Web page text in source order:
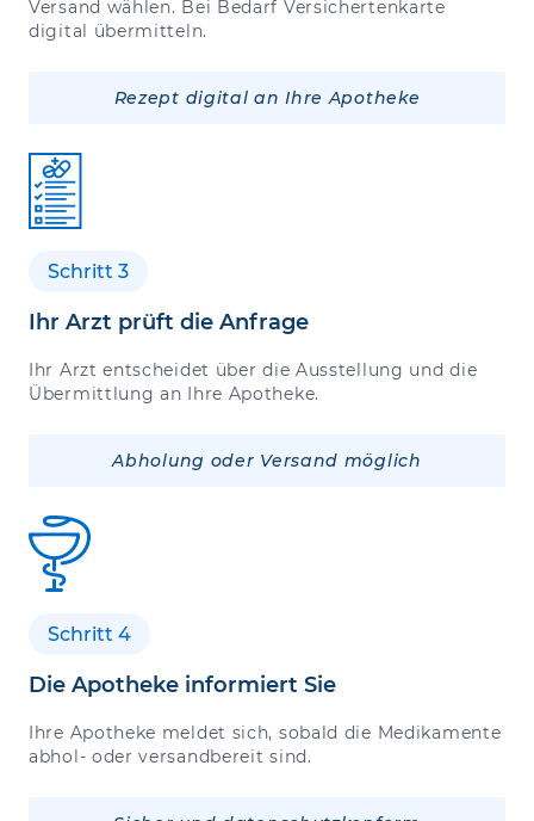
Versand wählen. Bei Bedarf Versichertenkarte
digital übermitteln.
Rezept digital an Ihre Apotheke
Schritt 3
Ihr Arzt prüft die Anfrage
Ihr Arzt entscheidet über die Ausstellung und die
Übermittlung an Ihre Apotheke.
Abholung oder Versand möglich
Schritt 4
Die Apotheke informiert Sie
Ihre Apotheke meldet sich, sobald die Medikamente
abhol- oder versandbereit sind.